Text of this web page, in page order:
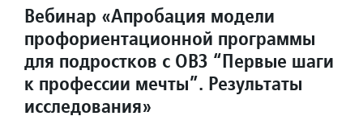
Вебинар «Апробация модели
профориентационной программы
для подростков с ОВЗ “Первые шаги
к профессии мечты”. Результаты
исследования»